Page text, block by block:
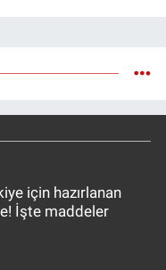
için hazırlanan
İşte maddeler